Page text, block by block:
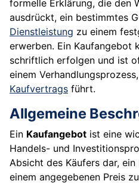
formelle Erklärung, die den
ausdrückt, ein bestimmtes
Dienstleistung zu einem
erwerben. Ein Kaufangebot
schriftlich erfolgen und ist
einem
Kaufvertrags führt.
Allgemeine
Ein Kaufangebot ist eine
Handels- und
Absicht des Käufers dar,
einem angegebenen Preis